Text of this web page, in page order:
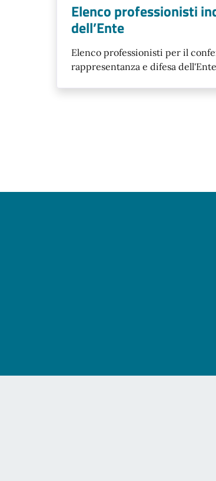
Elenco professionisti
dell’Ente
Elenco professionisti per il
rappresentanza e difesa dell'Ente